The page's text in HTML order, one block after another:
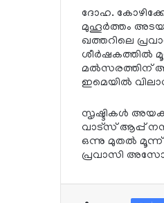
ദോഹ.
മുഹൂര്‍ത്തം
ഖത്തറിലെ
ശീര്‍ഷകത്തില്‍
മല്‍സരത്തിന്
ഇമെയില്‍
സൃഷ്ടികള്‍
വാട്‌സ് ആപ്പ്
ഒന്നു മുതല്‍ മൂന്ന്
പ്രവാസി